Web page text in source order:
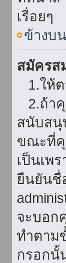
เรื่อยๆ
ข้างบน
สมัครส
1.ให้ต
2.ถ้าคุ
สนับสนุ
ขณะที่คุ
เป็นเพ
ยืนยันชื่
จะบอก
ทำตาม
กรอกนั้